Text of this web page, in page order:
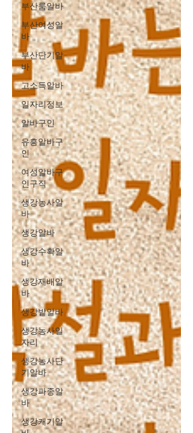
부산룸알바
부산여성알
바
부산단기알
바
고소득알바
일자리정보
알바구인
유흥알바구
인
여성알바구
인구직
생강농사알
바
생강알바
생강수확알
바
생강재배알
바
생강밭알바
생강농사일
자리
생강농사단
기알바
생강파종알
바
생강캐기알